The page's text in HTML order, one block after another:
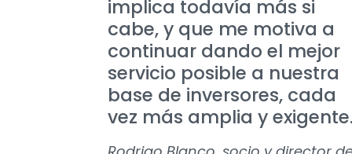
implica todavía más si
cabe, y que me motiva a
continuar dando el mejor
servicio posible a nuestra
base de inversores, cada
vez más amplia y